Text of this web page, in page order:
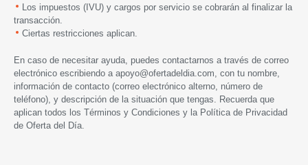
Los impuestos (IVU) y cargos por servicio se cobrarán al finalizar la
transacción.
Ciertas restricciones aplican.
En caso de necesitar ayuda, puedes contactarnos a través de correo
electrónico escribiendo a apoyo@ofertadeldia.com , con tu nombre,
información de contacto (correo electrónico alterno, número de
teléfono), y descripción de la situación que tengas. Recuerda que
aplican todos los Términos y Condiciones y la Política de Privacidad
de Oferta del Día.